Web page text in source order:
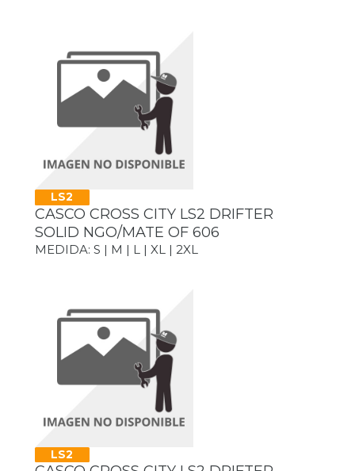
LS2
CASCO CROSS CITY LS2 DRIFTER
SOLID NGO/MATE OF 606
MEDIDA: S | M | L | XL | 2XL
LS2